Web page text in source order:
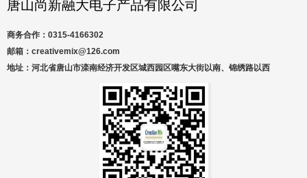
唐山尚新融大电子产品有限公司
商务合作：0315-4166302
邮箱：creativemix@126.com
地址：河北省唐山市滦南经济开发区城西园区嘴东大街以南、锦绣路以西